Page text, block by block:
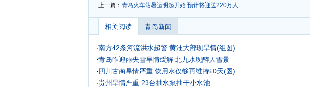
上一篇： 青岛火车站暑运明起开始 预计将迎送220万人
相关阅读 青岛新闻
·南方42条河流洪水超警 黄淮大部现旱情(组图)
·青岛昨迎雨夹雪旱情缓解 北九水现醉人雪景
·四川古蔺旱情严重 饮用水仅够再维持50天(图)
·贵州旱情严重 23台抽水泵抽干小水池